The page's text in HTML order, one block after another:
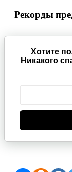
Рекорды
Хотите
Никакого